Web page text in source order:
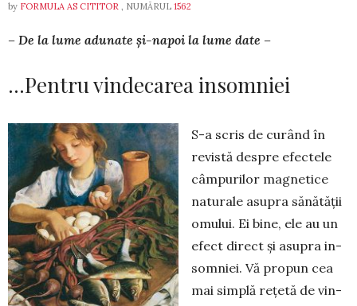
by FORMULA AS CITITOR , NUMĂRUL 1562
– De la lume adunate și-napoi la lume date –
…Pentru vindecarea insomniei
S-a scris de curând în
revistă despre efectele
câm­purilor mag­netice
naturale asupra sănătății
omu­lui. Ei bine, ele au un
efect direct și asupra in­
somniei. Vă pro­pun cea
mai simplă rețetă de vin­